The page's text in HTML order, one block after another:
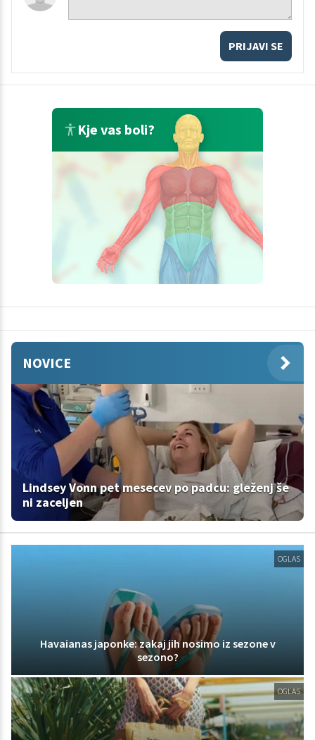
PRIJAVI SE
Kje vas boli?
NOVICE
Lindsey Vonn pet mesecev po padcu: gleženj še
ni zaceljen
OGLAS
Havaianas japonke: zakaj jih nosimo iz sezone v
sezono?
OGLAS